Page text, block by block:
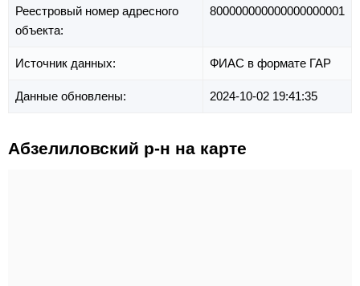
Реестровый номер адресного
объекта:
800000000000000000001
Источник данных: ФИАС в формате ГАР
Данные обновлены: 2024-10-02 19:41:35
Абзелиловский р-н на карте